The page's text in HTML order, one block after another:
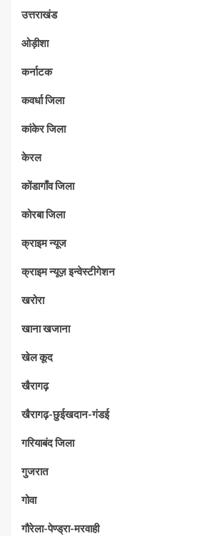
उत्तराखंड
ओड़ीशा
कर्नाटक
कवर्धा जिला
कांकेर जिला
केरल
कोंडागाँव जिला
कोरबा जिला
क्राइम न्यूज
क्राइम न्यूज़ इन्वेस्टीगेशन
खरोरा
खाना खजाना
खेल कूद
खैरागढ़
खैरागढ़-छुईखदान-गंडई
गरियाबंद जिला
गुजरात
गोवा
गौरेला-पेण्ड्रा-मरवाही